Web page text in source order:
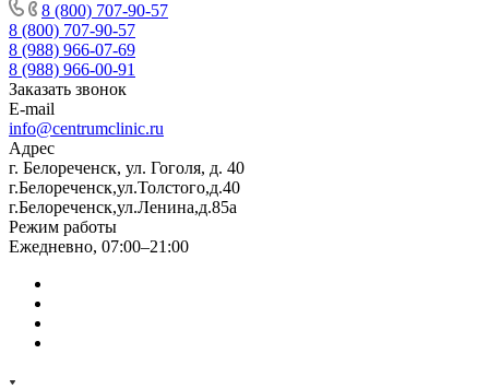
8 (800) 707-90-57
8 (800) 707-90-57
8 (988) 966-07-69
8 (988) 966-00-91
Заказать звонок
E-mail
info@centrumclinic.ru
Адрес
г. Белореченск, ул. Гоголя, д. 40
г.Белореченск,ул.Толстого,д.40
г.Белореченск,ул.Ленина,д.85а
Режим работы
Ежедневно, 07:00–21:00